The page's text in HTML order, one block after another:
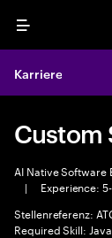
Menu
Karriere
Custom
AI Native Software
|
Experience:
Stellenreferenz:
Required Skill: